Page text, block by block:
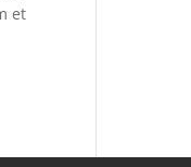
et